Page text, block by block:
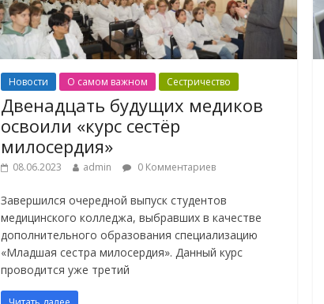
Новости О самом важном Сестричество
Двенадцать будущих медиков
освоили «курс сестёр
милосердия»
08.06.2023 admin 0 Комментариев
Завершился очередной выпуск студентов
медицинского колледжа, выбравших в качестве
дополнительного образования специализацию
«Младшая сестра милосердия». Данный курс
проводится уже третий